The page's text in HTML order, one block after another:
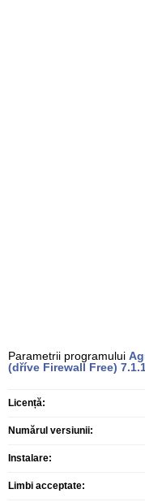
Parametrii programului
(dříve Firewall Free)
Licență:
Numărul versiunii:
Instalare:
Limbi acceptate: